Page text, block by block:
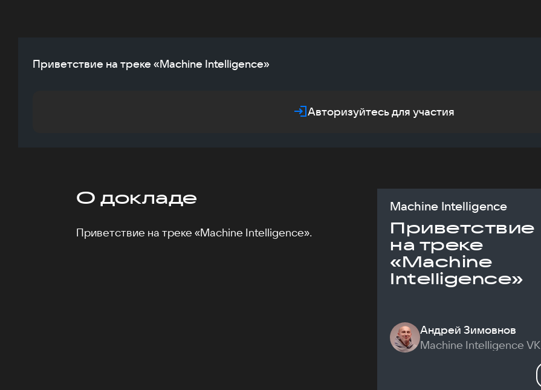
Приветствие на треке «Machine Intelligence»
Авторизуйтесь для участия
О докладе
Приветствие на треке «Machine Intelligence».
Machine Intelligence
Приветствие
на треке
«Machine
Intelligence»
Андрей Зимовнов
Machine Intelligence VK